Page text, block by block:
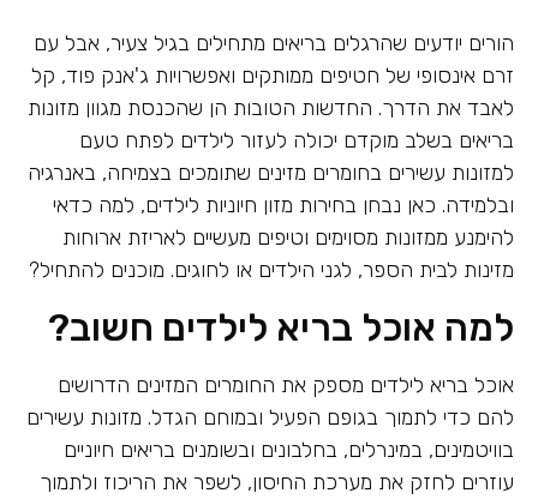
הורים יודעים שהרגלים בריאים מתחילים בגיל צעיר, אבל עם
זרם אינסופי של חטיפים ממותקים ואפשרויות ג'אנק פוד, קל
לאבד את הדרך. החדשות הטובות הן שהכנסת מגוון מזונות
בריאים בשלב מוקדם יכולה לעזור לילדים לפתח טעם
למזונות עשירים בחומרים מזינים שתומכים בצמיחה, באנרגיה
ובלמידה. כאן נבחן בחירות מזון חיוניות לילדים, למה כדאי
להימנע ממזונות מסוימים וטיפים מעשיים לאריזת ארוחות
מזינות לבית הספר, לגני הילדים או לחוגים. מוכנים להתחיל?
למה אוכל בריא לילדים חשוב?
אוכל בריא לילדים מספק את החומרים המזינים הדרושים
להם כדי לתמוך בגופם הפעיל ובמוחם הגדל. מזונות עשירים
בוויטמינים, במינרלים, בחלבונים ובשומנים בריאים חיוניים
עוזרים לחזק את מערכת החיסון, לשפר את הריכוז ולתמוך